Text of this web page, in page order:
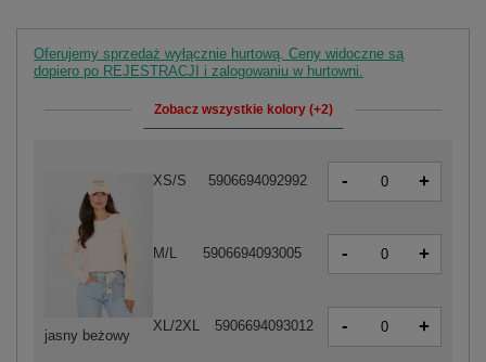
Oferujemy sprzedaż wyłącznie hurtową. Ceny widoczne są
dopiero po REJESTRACJI i zalogowaniu w hurtowni.
Zobacz wszystkie kolory (+2)
jasny beżowy
XS/S 5906694092992 - +
M/L 5906694093005 - +
XL/2XL 5906694093012 - +